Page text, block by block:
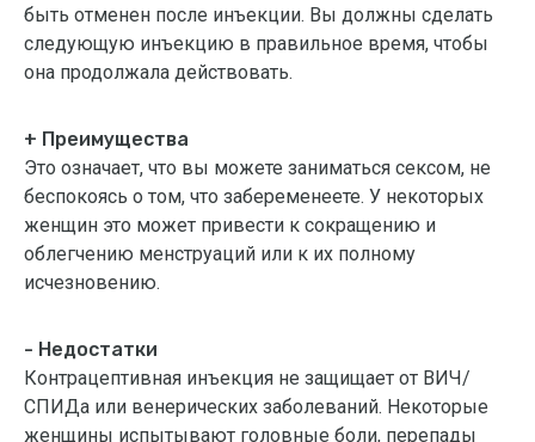
быть отменен после инъекции. Вы должны сделать
следующую инъекцию в правильное время, чтобы
она продолжала действовать.
+ Преимущества
Это означает, что вы можете заниматься сексом, не
беспокоясь о том, что забеременеете. У некоторых
женщин это может привести к сокращению и
облегчению менструаций или к их полному
исчезновению.
- Недостатки
Контрацептивная инъекция не защищает от ВИЧ/
СПИДа или венерических заболеваний. Некоторые
женщины испытывают головные боли, перепады